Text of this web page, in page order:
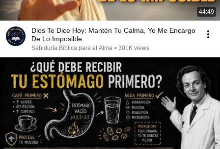
44:49
Dios Te Dice Hoy: Mantén Tu Calma, Yo Me Encargo
De Lo Imposible
Sabiduría Bíblica para el Alma • 301K views